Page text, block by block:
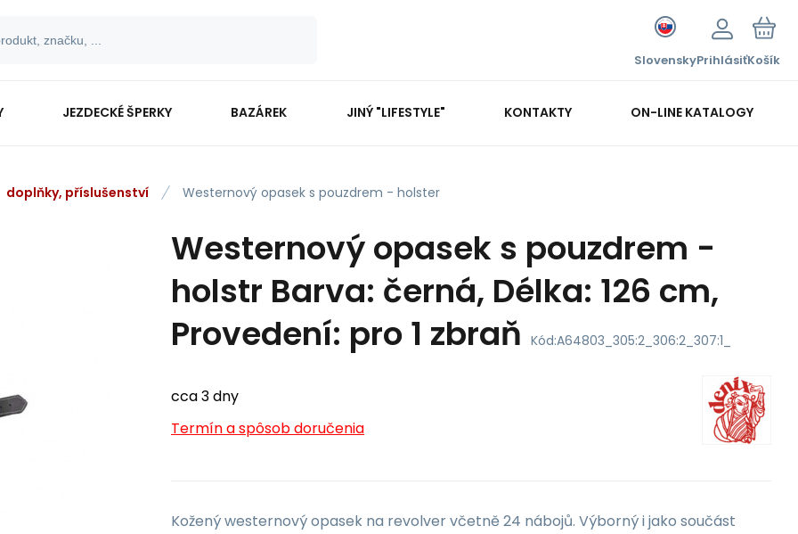
SlovenskyPrihlásiťKošík
JEZDECKÉ ŠPERKY BAZÁREK JINÝ "LIFESTYLE" KONTAKTY ON-LINE KATALOGY
doplňky, příslušenství Westernový opasek s pouzdrem - holster
Westernový opasek s pouzdrem -
holstr Barva: černá, Délka: 126 cm,
Provedení: pro 1 zbraň Kód:A64803_305:2_306:2_307:1_
cca 3 dny
Termín a spôsob doručenia
Kožený westernový opasek na revolver včetně 24 nábojů. Výborný i jako součást